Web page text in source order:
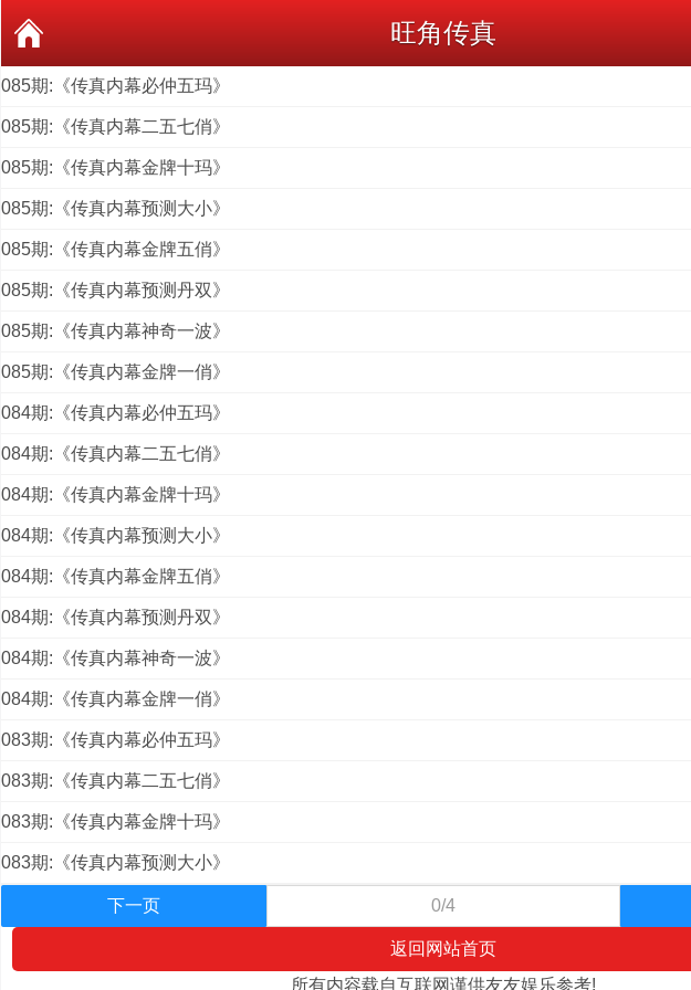
旺角传真
085期:《传真内幕必仲五玛》
085期:《传真内幕二五七俏》
085期:《传真内幕金牌十玛》
085期:《传真内幕预测大小》
085期:《传真内幕金牌五俏》
085期:《传真内幕预测丹双》
085期:《传真内幕神奇一波》
085期:《传真内幕金牌一俏》
084期:《传真内幕必仲五玛》
084期:《传真内幕二五七俏》
084期:《传真内幕金牌十玛》
084期:《传真内幕预测大小》
084期:《传真内幕金牌五俏》
084期:《传真内幕预测丹双》
084期:《传真内幕神奇一波》
084期:《传真内幕金牌一俏》
083期:《传真内幕必仲五玛》
083期:《传真内幕二五七俏》
083期:《传真内幕金牌十玛》
083期:《传真内幕预测大小》
下一页 0/4
返回网站首页
所有内容载自互联网谨供友友娱乐参考!